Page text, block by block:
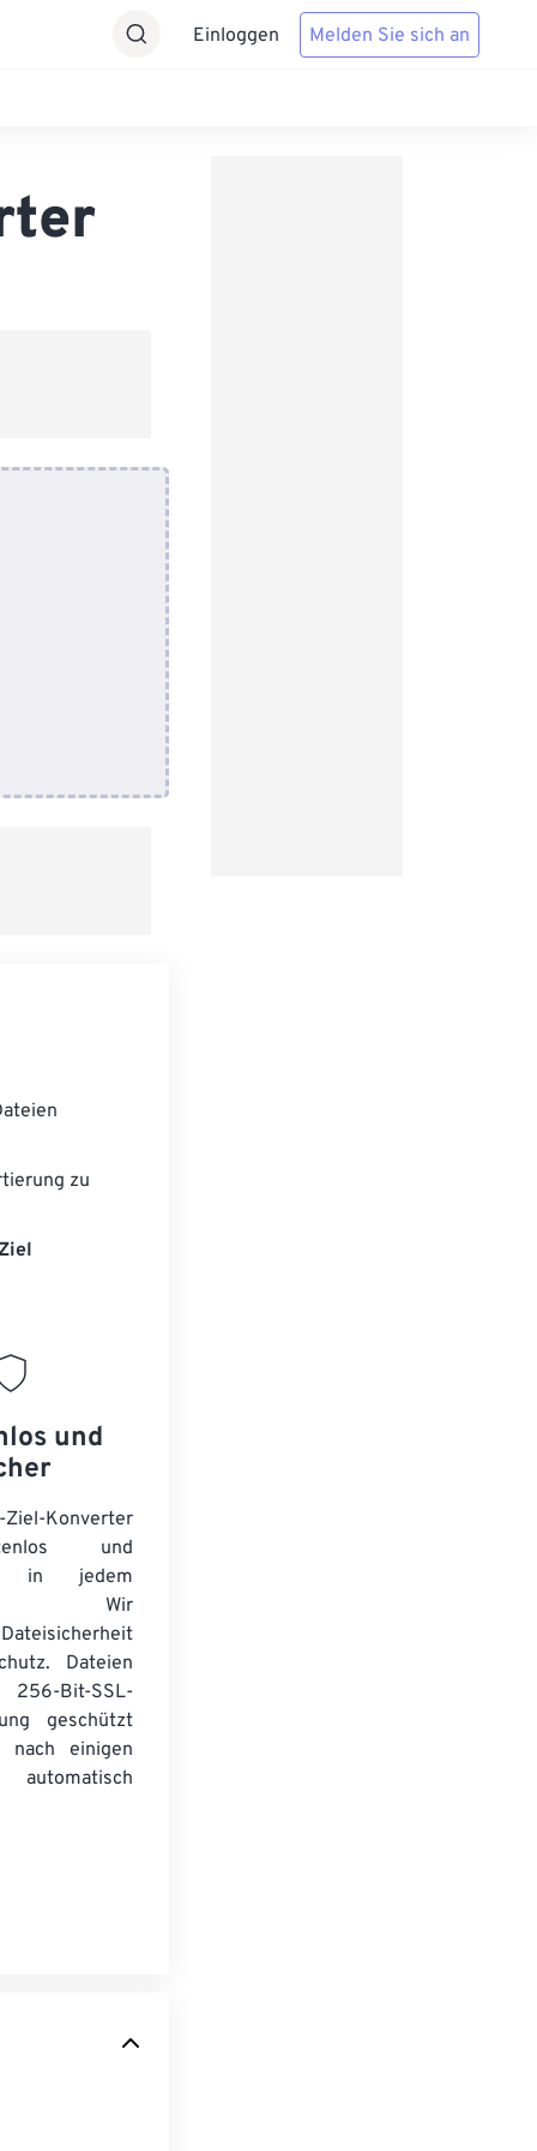
Einloggen Melden Sie sich an
zu
und
Konverter
und
in jedem
Wir
Dateien
Bit-SSL-
geschützt
nach einigen